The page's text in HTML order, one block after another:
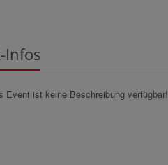
Infos
Event ist keine Beschreibung verfügbar!